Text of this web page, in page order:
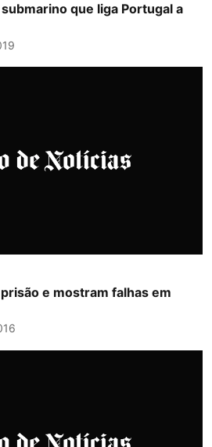
que liga Portugal a
e mostram falhas em